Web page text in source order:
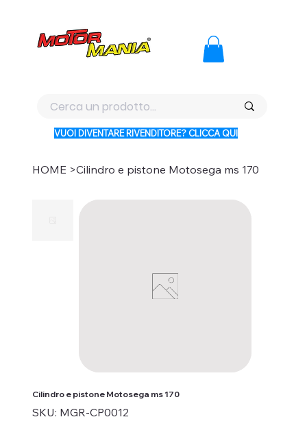
VUOI DIVENTARE RIVENDITORE? CLICCA QUI
HOME >Cilindro e pistone Motosega ms 170
Cilindro e pistone Motosega ms 170
SKU: SKU
MGR-
MGR-CP0012